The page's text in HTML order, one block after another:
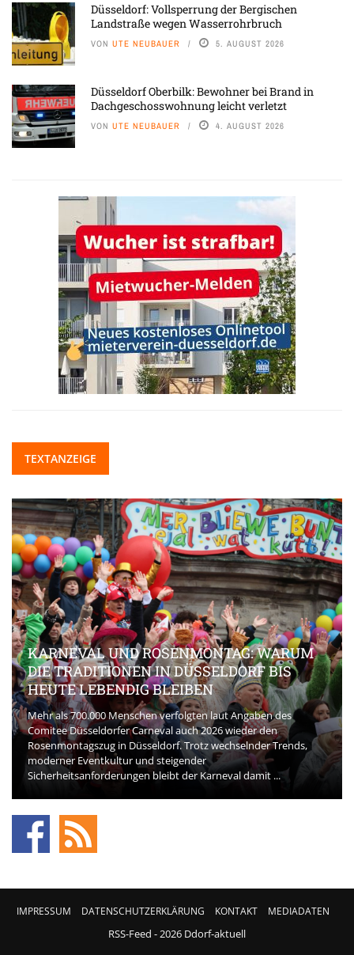
Düsseldorf: Vollsperrung der Bergischen
Landstraße wegen Wasserrohrbruch
VON UTE NEUBAUER 5. AUGUST 2026
Düsseldorf Oberbilk: Bewohner bei Brand in
Dachgeschosswohnung leicht verletzt
VON UTE NEUBAUER 4. AUGUST 2026
TEXTANZEIGE
KARNEVAL UND ROSENMONTAG: WARUM
DIE TRADITIONEN IN DÜSSELDORF BIS
HEUTE LEBENDIG BLEIBEN
Mehr als 700.000 Menschen verfolgten laut Angaben des
Comitee Düsseldorfer Carneval auch 2026 wieder den
Rosenmontagszug in Düsseldorf. Trotz wechselnder Trends,
moderner Eventkultur und steigender
Sicherheitsanforderungen bleibt der Karneval damit ...
IMPRESSUM DATENSCHUTZERKLÄRUNG KONTAKT MEDIADATEN
RSS-Feed - 2026 Ddorf-aktuell